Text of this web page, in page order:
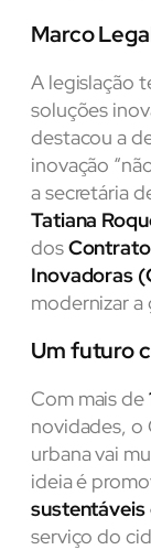
Marco
A legislação
soluções
destacou a
inovação
a secretária
Tatiana
dos
Inovadoras
modernizar a
Um futuro
Com mais de
novidades, o
urbana vai
ideia é
sustentáveis
serviço do